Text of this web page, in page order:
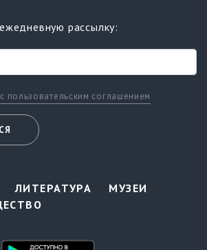
рассылку:
с пользовательским соглашением
ЛИТЕРАТУРА
МУЗЕИ